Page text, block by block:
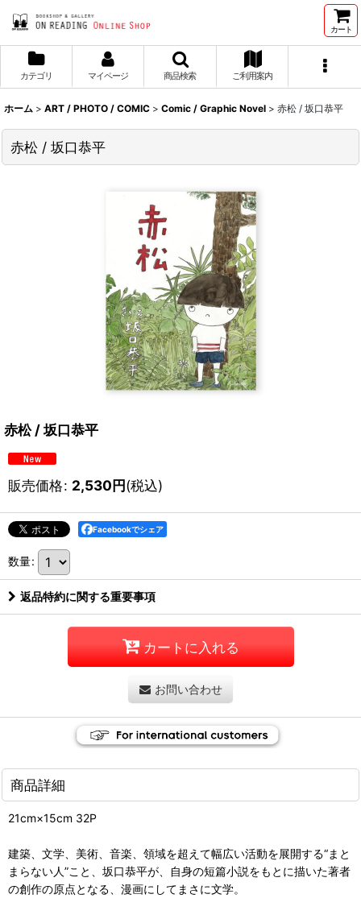
カート
カテゴリ マイページ 商品検索 ご利用案内
ホーム > ART / PHOTO / COMIC > Comic / Graphic Novel > 赤松 / 坂口恭平
赤松 / 坂口恭平
赤松 / 坂口恭平
販売価格: 2,530円(税込)
Facebookでシェア
数量:
返品特約に関する重要事項
カートに入れる
お問い合わせ
商品詳細
21cm×15cm 32P
建築、文学、美術、音楽、領域を超えて幅広い活動を展開する“まと
まらない人”こと、坂口恭平が、自身の短篇小説をもとに描いた著者
の創作の原点となる、漫画にしてまさに文学。